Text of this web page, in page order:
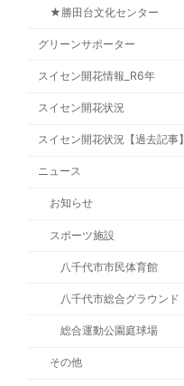
★勝田台文化センター
グリーンサポーター
スイセン開花情報_R6年
スイセン開花状況
スイセン開花状況【過去記事】
ニュース
お知らせ
スポーツ施設
八千代市市民体育館
八千代市総合グラウンド
総合運動公園庭球場
その他